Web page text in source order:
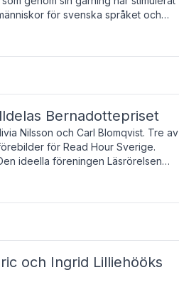
för svenska språket och
och samtal med pristagarna
Bernadottepriset
Nilsson och Carl Blomqvist. Tre av
för Read Hour Sverige.
ideella föreningen Läsrörelsen
2026 för att den under ett kvarts
och Ingrid Lilliehööks